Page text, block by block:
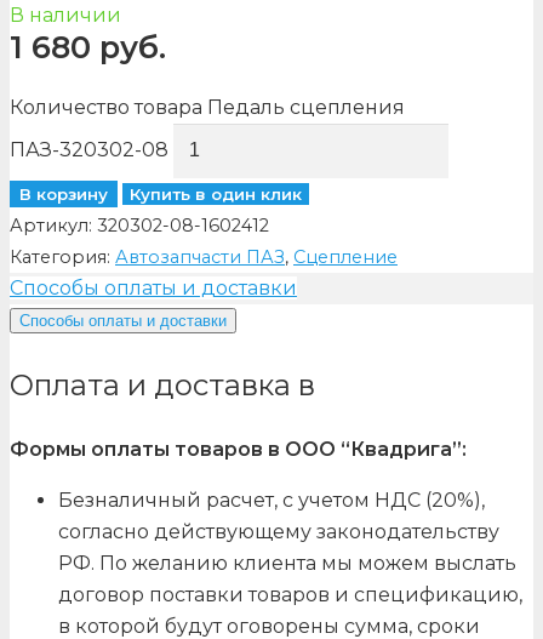
В наличии
1 680 руб.
Количество товара Педаль сцепления
ПАЗ-320302-08
В корзину Купить в один клик
Артикул: 320302-08-1602412
Категория: Автозапчасти ПАЗ, Сцепление
Способы оплаты и доставки
Способы оплаты и доставки
Оплата и доставка в
Формы оплаты товаров в ООО “Квадрига”:
Безналичный расчет, с учетом НДС (20%),
согласно действующему законодательству
РФ. По желанию клиента мы можем выслать
договор поставки товаров и спецификацию,
в которой будут оговорены сумма, сроки